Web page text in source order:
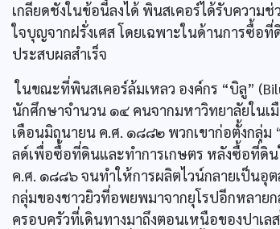
เกลียดชังในข้อนี้ลงได้ พินสเคอร์ได้รับความ
ใจบุญจากฝรั่งเศส โดยเฉพาะในด้านการซื้อ
ประสบผลสำเร็จ
ในขณะที่พินสเคอร์ล้มเหลว องค์กร “บิลู”
นักศึกษาจำนวน ๑๔ คนจากมหาวิทยาลัยในเมื
เดือนมิถุนายน ค.ศ. ๑๘๘๒ พวกเขาก่อตั้งกลุ่ม
ลด์เพื่อซื้อที่ดินและทำการเกษตร หลังซื้อที่ดิ
ค.ศ. ๑๘๘๖ จนทำให้การผลิตไวน์กลายเป็นอุ
กลุ่มของชาวยิวที่อพยพมาจากยุโรปอีกหลายก
ครอบครัวที่เดินทางมาถึงตอนเหนือของปาเ